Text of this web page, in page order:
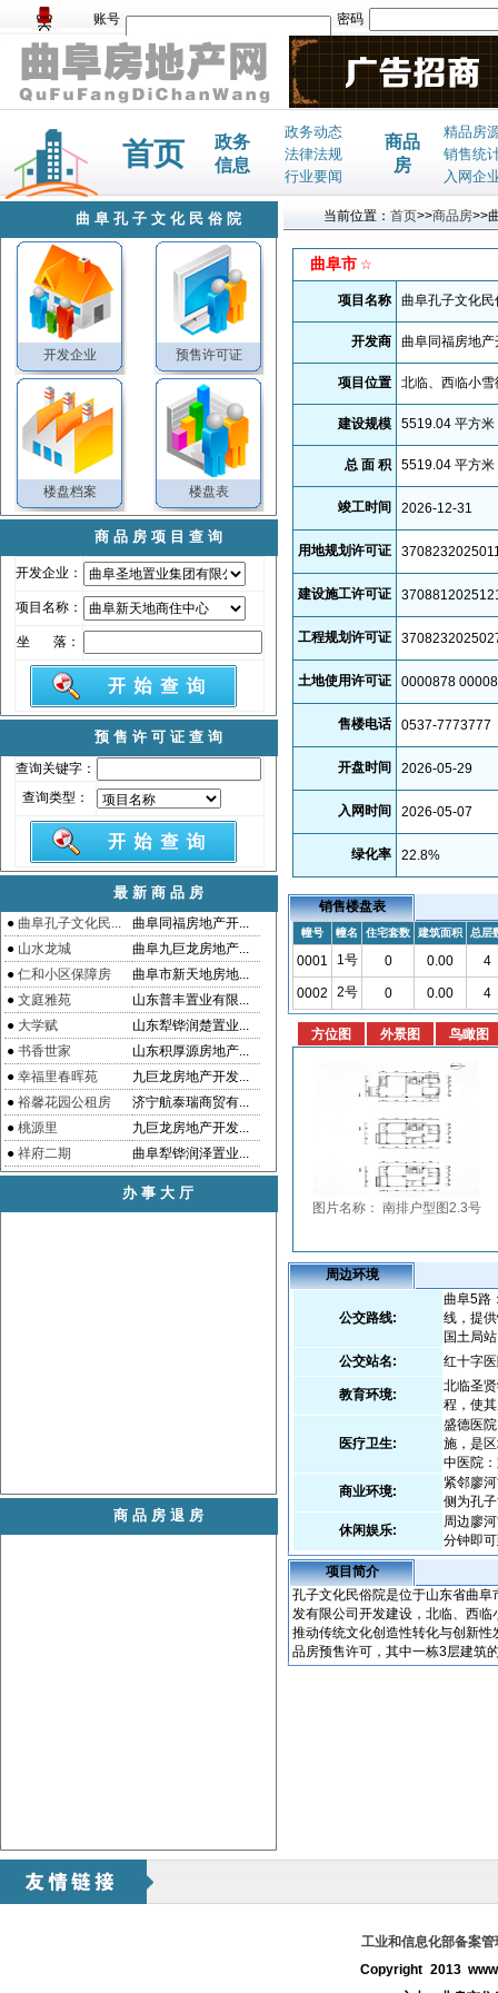
账号 密码
首页
政务
信息
政务动态
法律法规
行业要闻
商品
房
精品房
销售统
入网企
曲阜孔子文化民俗院
开发企业 预售许可证
楼盘档案 楼盘表
商品房项目查询
开发企业：
项目名称：
坐 落：
预售许可证查询
查询关键字：
查询类型：
最新商品房
● 曲阜孔子文化民...
曲阜同福房地产开...
● 山水龙城
曲阜九巨龙房地产...
● 仁和小区保障房
曲阜市新天地房地...
● 文庭雅苑
山东普丰置业有限...
● 大学赋
山东犁铧润楚置业...
● 书香世家
山东积厚源房地产...
● 幸福里春晖苑
九巨龙房地产开发...
● 裕馨花园公租房
济宁航泰瑞商贸有...
● 桃源里
九巨龙房地产开发...
● 祥府二期 曲阜犁铧润泽置业...
办事大厅
商品房退房
当前位置： 首页>>商品房>>
曲阜市 ☆
项目名称 曲阜孔子文化民
开发商 曲阜同福房地
项目位置 北临、西临小
建设规模 5519.04 平方米
总 面 积 5519.04 平方米
竣工时间 2026-12-31
用地规划许可证
建设施工许可证
工程规划许可证
土地使用许可证 0000878
售楼电话 0537-7773777
开盘时间 2026-05-29
入网时间 2026-05-07
绿化率 22.8%
销售楼盘表
幢号 幢名 住宅套数 建筑面积 总层
0001 1号 0 0.00 4
0002 2号 0 0.00 4
周边环境
公交路线:
曲阜5路
线，提
国土局
公交站名:
红十字
教育环境:
北临圣
程，使
医疗卫生:
盛德医
施，是
中医院
商业环境:
紧邻廖
侧为孔
休闲娱乐:
周边廖
分钟即
项目简介
孔子文化民俗院是位于山东省曲
发有限公司开发建设，北临、西
推动传统文化创造性转化与创新
品房预售许可，其中一栋3层建筑
工业和信息化部备案
Copyright 2013